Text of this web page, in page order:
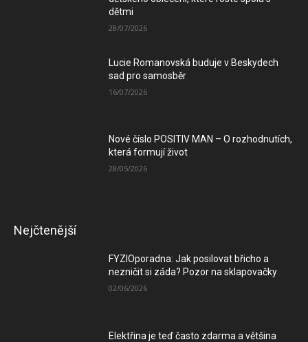
dětmi
28/07/2026
Lucie Romanovská buduje v Beskydech
sad pro samosběr
16/07/2026
Nové číslo POSITIV MAN – O rozhodnutích,
která formují život
28/05/2026
Nejčtenější
FYZIOporadna: Jak posilovat břicho a
nezničit si záda? Pozor na sklapovačky
02/06/2026
Elektřina je teď často zdarma a většina